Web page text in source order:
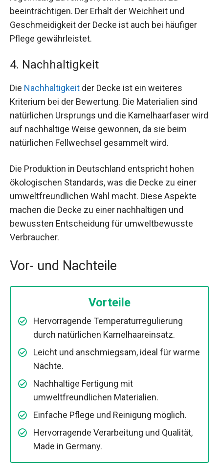
beeinträchtigen. Der Erhalt der Weichheit und
Geschmeidigkeit der Decke ist auch bei häufiger
Pflege gewährleistet.
4. Nachhaltigkeit
Die Nachhaltigkeit der Decke ist ein weiteres
Kriterium bei der Bewertung. Die Materialien sind
natürlichen Ursprungs und die Kamelhaarfaser wird
auf nachhaltige Weise gewonnen, da sie beim
natürlichen Fellwechsel gesammelt wird.
Die Produktion in Deutschland entspricht hohen
ökologischen Standards, was die Decke zu einer
umweltfreundlichen Wahl macht. Diese Aspekte
machen die Decke zu einer nachhaltigen und
bewussten Entscheidung für umweltbewusste
Verbraucher.
Vor- und Nachteile
Vorteile
Hervorragende Temperaturregulierung
durch natürlichen Kamelhaareinsatz.
Leicht und anschmiegsam, ideal für warme
Nächte.
Nachhaltige Fertigung mit
umweltfreundlichen Materialien.
Einfache Pflege und Reinigung möglich.
Hervorragende Verarbeitung und Qualität,
Made in Germany.